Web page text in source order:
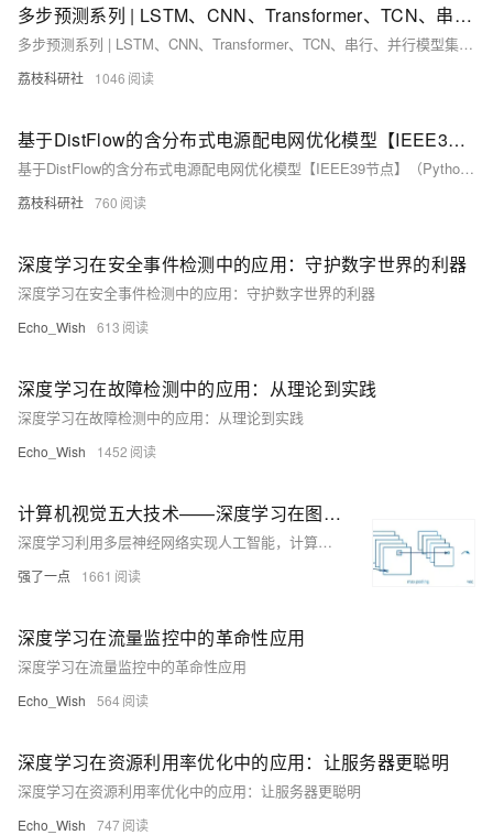
多步预测系列 | LSTM、CNN、Transformer、TCN、串行、并行模型集合研究（Python代码实现）
多步预测系列 | LSTM、CNN、Transformer、TCN、串行、并行模型集合研究（Python代码实现）
荔枝科研社 1046
基于DistFlow的含分布式电源配电网优化模型【IEEE39节点】（Python代码实现）
基于DistFlow的含分布式电源配电网优化模型【IEEE39节点】（Python代码实现）
荔枝科研社 760
深度学习在安全事件检测中的应用：守护数字世界的利器
深度学习在安全事件检测中的应用：守护数字世界的利器
Echo_Wish 613
深度学习在故障检测中的应用：从理论到实践
深度学习在故障检测中的应用：从理论到实践
Echo_Wish 1452
计算机视觉五大技术——深度学习在图像处理中的应用
深度学习利用多层神经网络实现人工智能，计算机视觉是其重要应用之一。图像分类通过卷积神经网络（CNN）判断图片类别，如“猫”或“狗”。目标检测不仅识别物体，还确定其位置，R-CNN系列模型逐步优化检测速度与精度。语义分割对图像每个像素分类，FCN开创像素级分类范式，DeepLab等进一步提升细节表现。实例分割结合目标检测与语义分割，Mask R-CNN实现精准实例区分。关键点检测用于人体姿态估计、人脸特征识别等，OpenPose和HRNet等技术推动该领域发展。这些方法在效率与准确性上不断进步，广泛应用于实际场景。
强了一点 1661
深度学习在流量监控中的革命性应用
深度学习在流量监控中的革命性应用
Echo_Wish 564
深度学习在资源利用率优化中的应用：让服务器更聪明
深度学习在资源利用率优化中的应用：让服务器更聪明
Echo_Wish 747